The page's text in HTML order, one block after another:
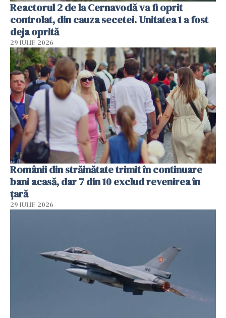
Reactorul 2 de la Cernavodă va fi oprit
controlat, din cauza secetei. Unitatea 1 a fost
deja oprită
29 IULIE 2026
Românii din străinătate trimit în continuare
bani acasă, dar 7 din 10 exclud revenirea în
țară
29 IULIE 2026